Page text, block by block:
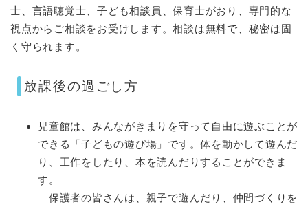
士、言語聴覚士、子ども相談員、保育士がおり、専門的な
視点からご相談をお受けします。相談は無料で、秘密は固
く守られます。
放課後の過ごし方
児童館は、みんながきまりを守って自由に遊ぶことが
できる「子どもの遊び場」です。体を動かして遊んだ
り、工作をしたり、本を読んだりすることができま
す。
保護者の皆さんは、親子で遊んだり、仲間づくりを